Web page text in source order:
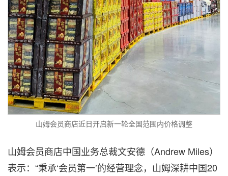
山姆会员商店近日开启新一轮全国范围内价格调整
山姆会员商店中国业务总裁文安德（Andrew Miles）
表示：“秉承‘会员第一’的经营理念，山姆深耕中国20